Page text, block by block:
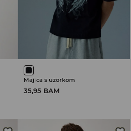
Majica s uzorkom
35,95 BAM